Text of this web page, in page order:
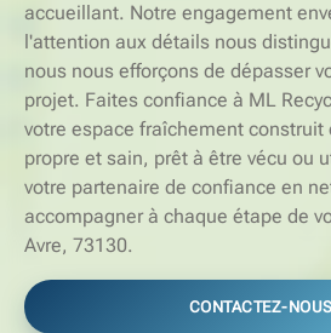
accueillant. Notre engagement
l'attention aux détails nous
nous nous efforçons de dépasser
projet. Faites confiance à ML
votre espace fraîchement construit
propre et sain, prêt à être vécu ou
votre partenaire de confiance en
accompagner à chaque étape de
Avre, 73130.
CONTACTEZ-NOUS